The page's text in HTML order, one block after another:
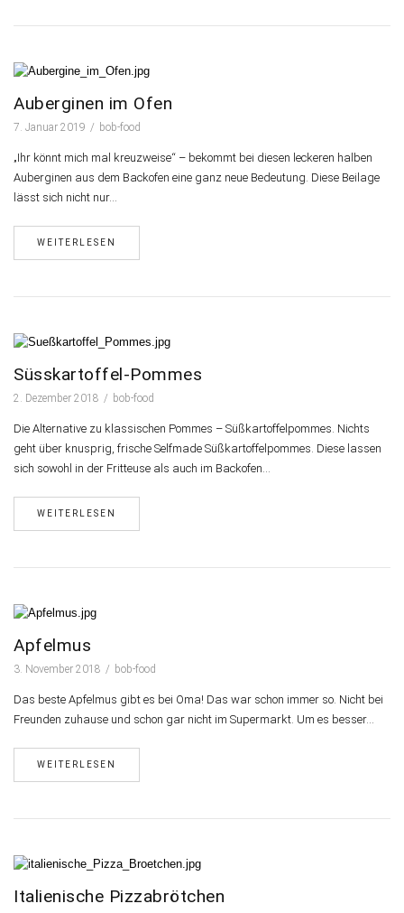
Auberginen im Ofen
7. Januar 2019 bob-food
„Ihr könnt mich mal kreuzweise“ – bekommt bei diesen leckeren halben
Auberginen aus dem Backofen eine ganz neue Bedeutung. Diese Beilage
lässt sich nicht nur…
WEITERLESEN
Süsskartoffel-Pommes
2. Dezember 2018 bob-food
Die Alternative zu klassischen Pommes – Süßkartoffelpommes. Nichts
geht über knusprig, frische Selfmade Süßkartoffelpommes. Diese lassen
sich sowohl in der Fritteuse als auch im Backofen…
WEITERLESEN
Apfelmus
3. November 2018 bob-food
Das beste Apfelmus gibt es bei Oma! Das war schon immer so. Nicht bei
Freunden zuhause und schon gar nicht im Supermarkt. Um es besser…
WEITERLESEN
Italienische Pizzabrötchen